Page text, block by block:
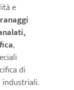
e
,
di